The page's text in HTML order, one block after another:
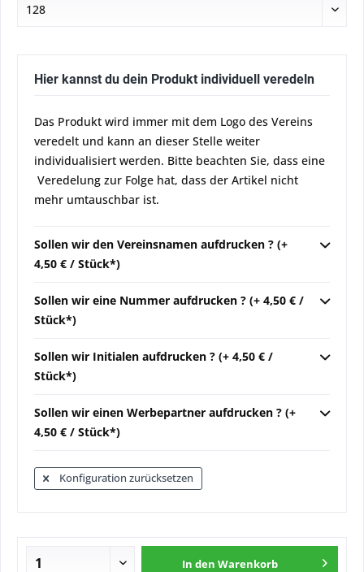
Hier kannst du dein Produkt individuell veredeln
Das Produkt wird immer mit dem Logo des Vereins
veredelt und kann an dieser Stelle weiter
individualisiert werden. Bitte beachten Sie, dass eine
Veredelung zur Folge hat, dass der Artikel nicht
mehr umtauschbar ist.
Sollen wir den Vereinsnamen aufdrucken ? (+
4,50 € / Stück*)
Sollen wir eine Nummer aufdrucken ? (+ 4,50 € /
Stück*)
Sollen wir Initialen aufdrucken ? (+ 4,50 € /
Stück*)
Sollen wir einen Werbepartner aufdrucken ? (+
4,50 € / Stück*)
Konfiguration zurücksetzen
In den Warenkorb